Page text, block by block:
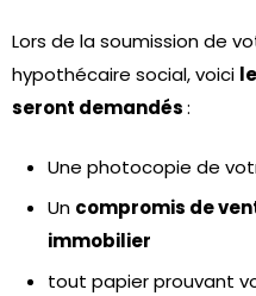
Lors de la soumission de
hypothécaire social, voici
seront demandés:
Une photocopie de
Un compromis de
immobilier
tout papier prouvant